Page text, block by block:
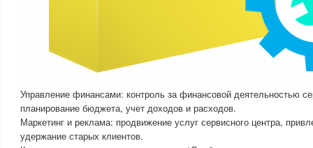
Управление финансами: контроль за финансовой деятельностью
планирование бюджета, учет доходов и расходов.
Маркетинг и реклама: продвижение услуг сервисного центра,
удержание старых клиентов.